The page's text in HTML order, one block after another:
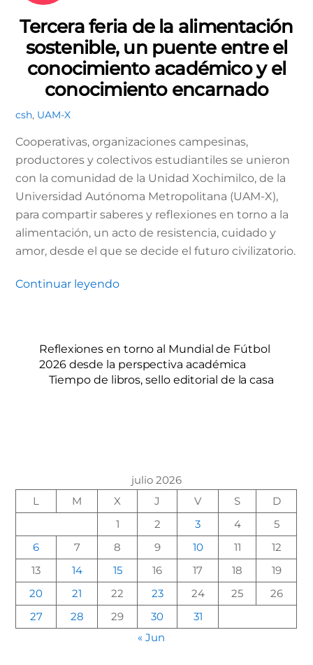
Tercera feria de la alimentación
sostenible, un puente entre el
conocimiento académico y el
conocimiento encarnado
csh, UAM-X
Cooperativas, organizaciones campesinas,
productores y colectivos estudiantiles se unieron
con la comunidad de la Unidad Xochimilco, de la
Universidad Autónoma Metropolitana (UAM-X),
para compartir saberes y reflexiones en torno a la
alimentación, un acto de resistencia, cuidado y
amor, desde el que se decide el futuro civilizatorio.
Continuar leyendo
Reflexiones en torno al Mundial de Fútbol
2026 desde la perspectiva académica
Tiempo de libros, sello editorial de la casa
julio 2026
L
M X J V S
D
1
2 3 4
5
6
7 8 9 10 11
12
13
14 15 16 17 18
19
20
21 22 23 24 25
26
27
28 29 30
31
« Jun